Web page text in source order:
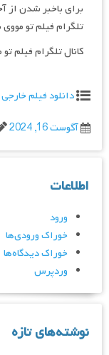
برای باخبر شدن از
تلگرام فیلم تو
کانال تلگرام فیلم
دانلود فیلم خارجی
آگوست 16, 2024
اطلاعات
ورود
خوراک ورودی‌ها
خوراک دیدگاه‌ها
وردپرس
نوشته‌های تازه